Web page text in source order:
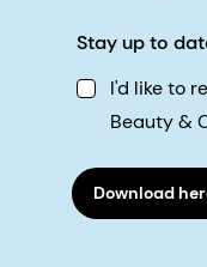
Stay up to
I'd like to
Beauty &
Download